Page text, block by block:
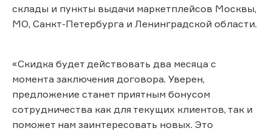
склады и пункты выдачи маркетплейсов Москвы,
МО, Санкт-Петербурга и Ленинградской области.
«Скидка будет действовать два месяца с
момента заключения договора. Уверен,
предложение станет приятным бонусом
сотрудничества как для текущих клиентов, так и
поможет нам заинтересовать новых. Это